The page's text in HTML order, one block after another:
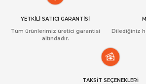
YETKİLİ SATICI GARANTİSİ
Tüm ürünlerimiz üretici garantisi
altındadır.
Dilediğiniz
TAKSİT SEÇENEKLERİ